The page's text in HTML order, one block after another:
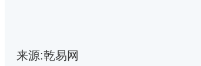
来源:乾易网